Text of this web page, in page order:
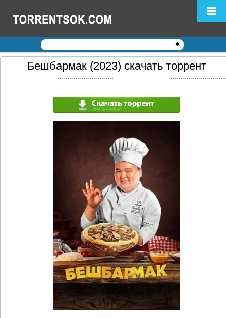
Логин: Пароль:
Регистрация Забыли пароль?
Бешбармак (2023) скачать торрент